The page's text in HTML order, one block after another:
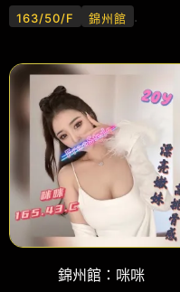
163/50/F 錦州館 .
錦州館：咪咪